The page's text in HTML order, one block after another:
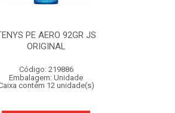
PE AERO 92GR JS
ORIGINAL
Código: 219886
Embalagem: Unidade
contém 12 unidade(s)